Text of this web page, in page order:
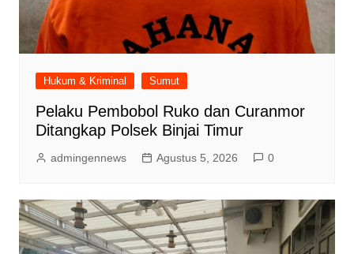
Hukum & Kriminal Sumut
Pelaku Pembobol Ruko dan Curanmor
Ditangkap Polsek Binjai Timur
admingennews Agustus 5, 2026 0